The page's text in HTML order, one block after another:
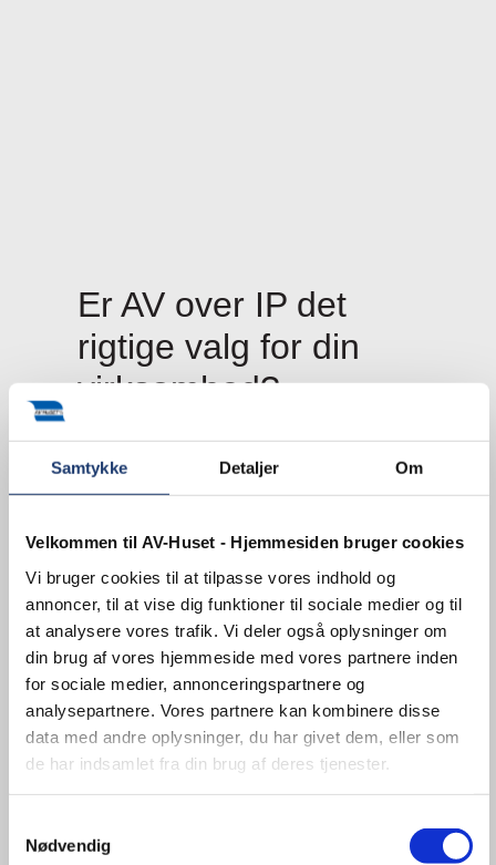
Samtykke Detaljer Om
Velkommen til AV-Huset - Hjemmesiden bruger cookies
Vi bruger cookies til at tilpasse vores indhold og
annoncer, til at vise dig funktioner til sociale medier og til
at analysere vores trafik. Vi deler også oplysninger om
din brug af vores hjemmeside med vores partnere inden
for sociale medier, annonceringspartnere og
analysepartnere. Vores partnere kan kombinere disse
data med andre oplysninger, du har givet dem, eller som
de har indsamlet fra din brug af deres tjenester.
Nødvendig
Er AV over IP det
rigtige valg for din
virksomhed?
og billede distribueres i virksomheder og
institutioner. Hvis din virksomhed har behov for
AV-løsning, kan AV over IP være det rette valg.
Uanset om det er til et enkelt mødelokale eller I
er en stor virksomhed med komplekse AV-
behov, så er AV over IP en løsning, der kan
opfylde selv de mest krævende krav.
Men det kommer altid an på jeres konkrete
behov. Tag derfor fat i os, hvis I overvejer en AV
over IP-løsning, så hjælper vi med at vurdere,
om det er den rette løsning for jer.
Kontakt os i dag for at høre mere om, hvordan
AV over IP kan optimere jeres AV-systemer og